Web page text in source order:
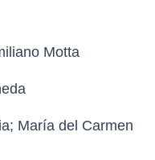
Motta
María del Carmen